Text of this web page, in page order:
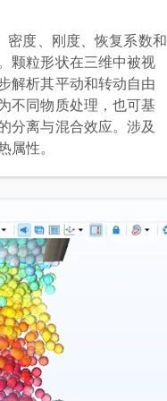
密度、刚度、恢复系数和
颗粒形状在三维中被视
解析其平动和转动自由
不同物质处理，也可基
分离与混合效应。涉及
属性。